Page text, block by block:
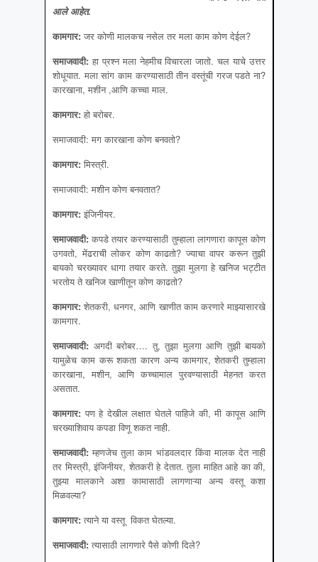
आले आहेत.
कामगार: जर कोणी मालकच नसेल तर मला काम कोण देईल?
समाजवादी: हा प्रश्न मला नेहमीच विचारला जातो. चल याचे उत्तर
शोधूयात. मला सांग काम करण्यासाठी तीन वस्तूंची गरज पडते ना?
कारखाना, मशीन ,आणि कच्चा माल.
कामगार: हो बरोबर.
समाजवादी: मग कारखाना कोण बनवतो?
कामगार: मिस्त्री.
समाजवादी: मशीन कोण बनवतात?
कामगार: इंजिनीयर.
समाजवादी: कपडे तयार करण्यासाठी तुम्हाला लागणारा कापूस कोण
उगवतो, मेंढराची लोकर कोण काढतो? ज्याचा वापर करून तुझी
बायको चरख्यावर धागा तयार करते. तुझा मुलगा हे खनिज भट्टीत
भरतोय ते खनिज खाणीतून कोण काढतो?
कामगार: शेतकरी, धनगर, आणि खाणीत काम करणारे माझ्यासारखे
कामगार.
समाजवादी: अगदी बरोबर…. तु, तुझा मुलगा आणि तुझी बायको
यामुळेच काम करू शकता कारण अन्य कामगार, शेतकरी तुम्हाला
कारखाना, मशीन, आणि कच्चामाल पुरवण्यासाठी मेहनत करत
असतात.
कामगार: पण हे देखील लक्षात घेतले पाहिजे की, मी कापूस आणि
चरख्याशिवाय कपडा विणू शकत नाही.
समाजवादी: म्हणजेच तुला काम भांडवलदार किंवा मालक देत नाही
तर मिस्त्री, इंजिनीयर, शेतकरी हे देतात. तुला माहित आहे का की,
तुझ्या मालकाने अशा कामासाठी लागणाऱ्या अन्य वस्तू कशा
मिळवल्या?
कामगार: त्याने या वस्तू विकत घेतल्या.
समाजवादी: त्यासाठी लागणारे पैसे कोणी दिले?